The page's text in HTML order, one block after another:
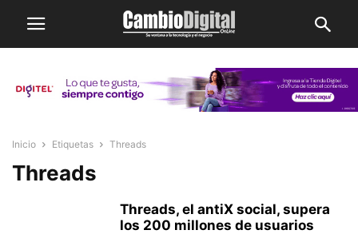
Inicio Etiquetas Threads
Threads
Threads, el antiX social, supera
los 200 millones de usuarios